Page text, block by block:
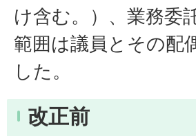
け含む。）、業務委
範囲は議員とその配
した。
改正前